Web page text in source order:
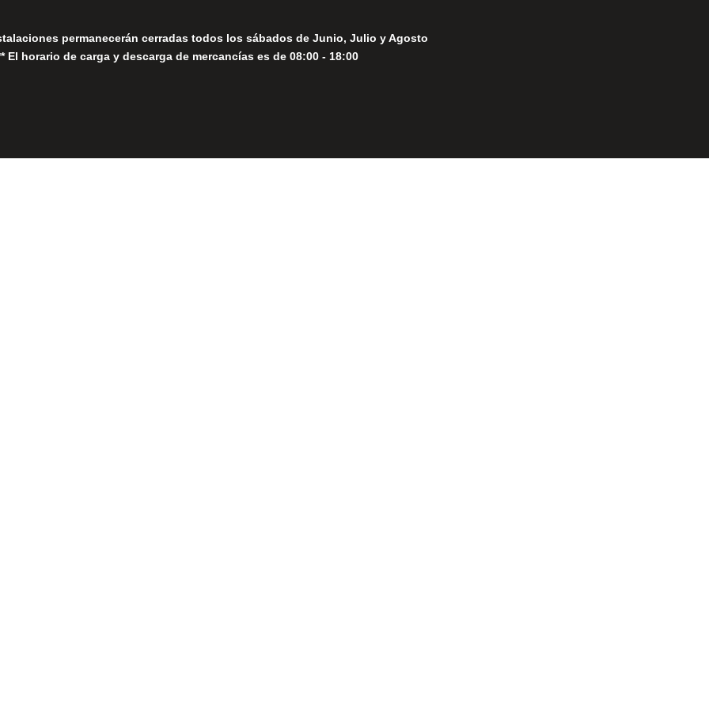
permanecerán cerradas todos los sábados de Junio, Julio y Agosto
El horario de carga y descarga de mercancías es de 08:00 - 18:00